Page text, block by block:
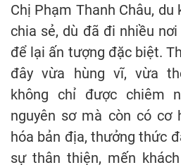
Chị Phạm Thanh Châu,
chia sẻ, dù đã đi nhiều
để lại ấn tượng đặc biệt.
đây vừa hùng vĩ, vừa
không chỉ được chiêm
nguyên sơ mà còn có cơ
hóa bản địa, thưởng thức
sự thân thiện, mến